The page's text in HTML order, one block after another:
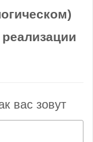
вас зовут